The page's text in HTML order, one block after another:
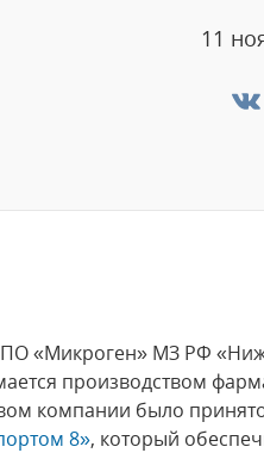
11
«Микроген» МЗ РФ
производством
компании было
8», который